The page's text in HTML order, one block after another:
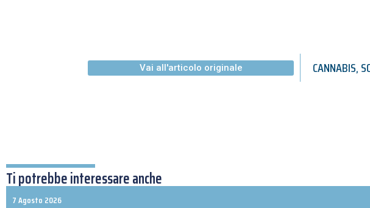
Vai all'articolo originale CANNABIS,
Ti potrebbe interessare anche
7 Agosto 2026